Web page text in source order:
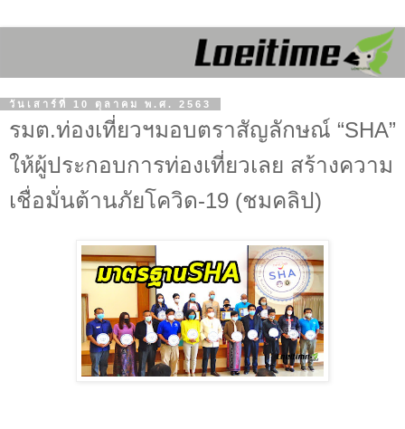
วันเสาร์ที่ 10 ตุลาคม พ.ศ. 2563
รมต.ท่องเที่ยวฯมอบตราสัญลักษณ์ “SHA”
ให้ผู้ประกอบการท่องเที่ยวเลย สร้างความ
เชื่อมั่นต้านภัยโควิด-19 (ชมคลิป)